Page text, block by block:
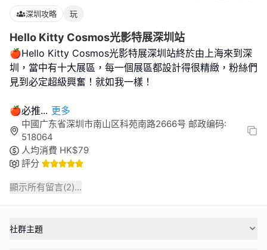
深圳攻略 玩
Hello Kitty Cosmos光影特展深圳站
🍎Hello Kitty Cosmos光影特展深圳站終於由上海來到深
圳，當中有十大展區，每一個展區都設計得很精緻，粉絲們
見到必定超級興奮！就如我一樣！
🍎必推... 更多
中國广东省深圳市南山区科苑南路2666号 邮政编码:
518064
人均消費 HK$79
評分
顯示所有留言(2)...
社群主題